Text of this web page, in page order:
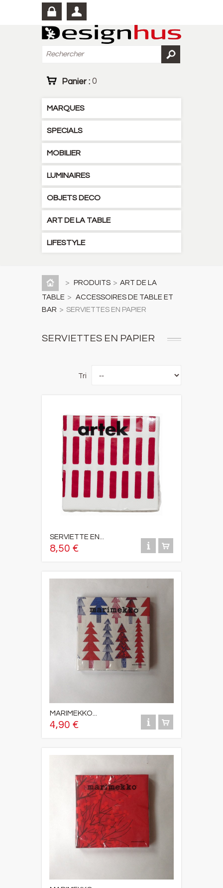
Panier : 0
MARQUES
SPECIALS
MOBILIER
LUMINAIRES
OBJETS DECO
ART DE LA TABLE
LIFESTYLE
> PRODUITS > ART DE LA
TABLE > ACCESSOIRES DE TABLE ET
BAR > SERVIETTES EN PAPIER
SERVIETTES EN PAPIER
Tri
SERVIETTE EN...
8,50 €
MARIMEKKO...
4,90 €